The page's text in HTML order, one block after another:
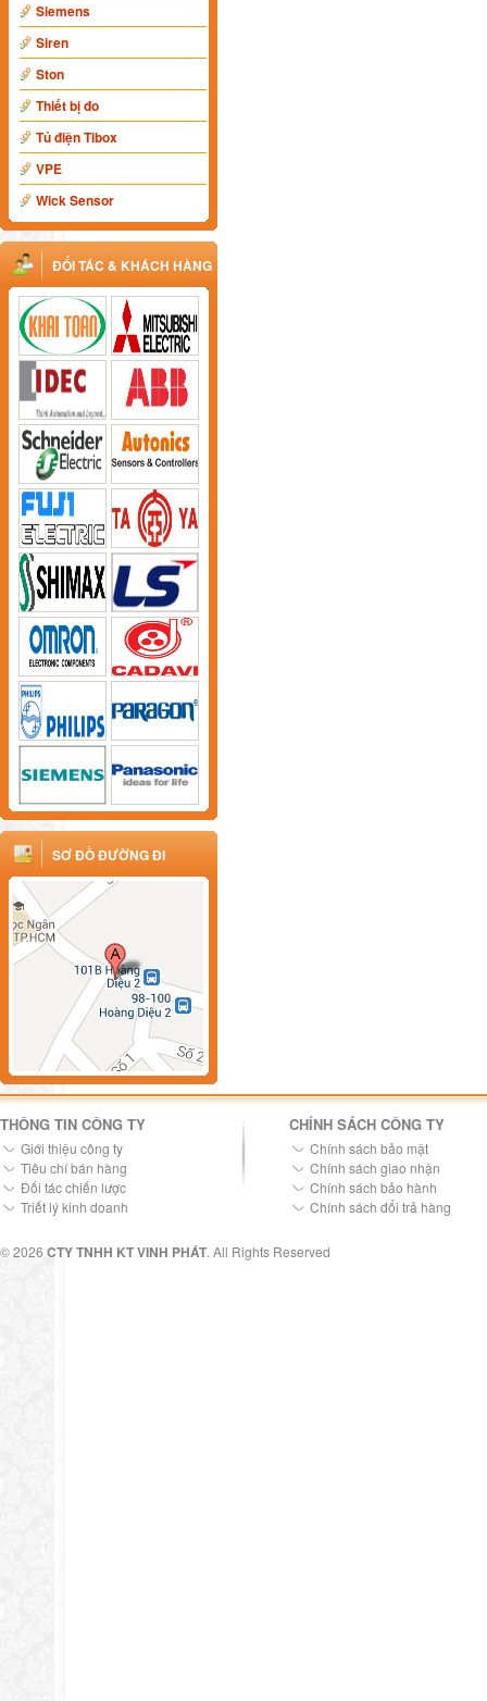
Siemens
Siren
Ston
Thiết bị đo
Tủ điện Tibox
VPE
Wick Sensor
ĐỐI TÁC & KHÁCH HÀNG
SƠ ĐỒ ĐƯỜNG ĐI
THÔNG TIN CÔNG TY
Giới thiệu công ty
Tiêu chí bán hàng
Đối tác chiến lược
Triết lý kinh doanh
CHÍNH SÁCH CÔNG TY
Chính sách bảo mật
Chính sách giao nhận
Chính sách bảo hành
Chính sách đổi trả hàng
© 2026 CTY TNHH KT VINH PHÁT. All Rights Reserved